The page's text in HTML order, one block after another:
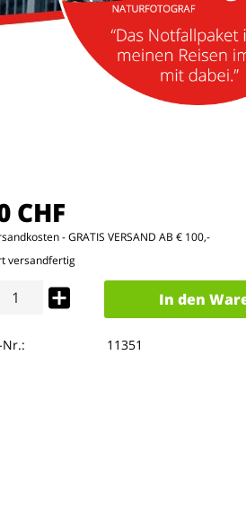
CHF
- GRATIS VERSAND AB € 100,-
versandfertig
In den
11351